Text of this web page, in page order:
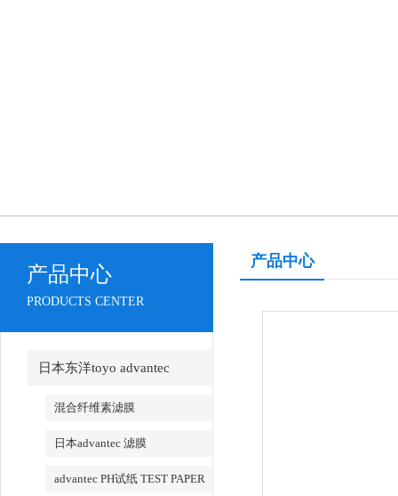
产品中心
PRODUCTS CENTER
日本东洋toyo advantec
混合纤维素滤膜
日本advantec 滤膜
advantec PH试纸 TEST PAPER
产品中心